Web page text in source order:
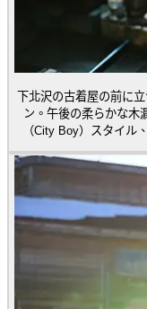
下北沢の古着屋の前に
ン。午後の柔らかな木
（City Boy）スタイル